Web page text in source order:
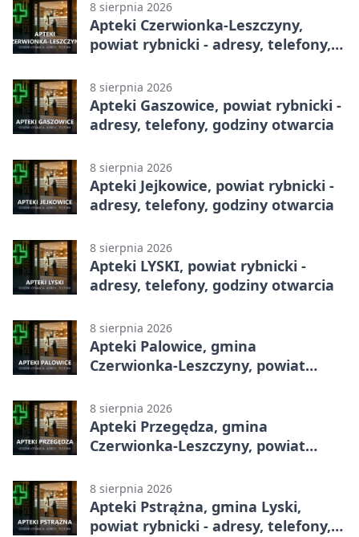
8 sierpnia 2026
Apteki Czerwionka-Leszczyny,
powiat rybnicki - adresy, telefony,
8 sierpnia 2026
Apteki Gaszowice, powiat rybnicki -
adresy, telefony, godziny otwarcia
8 sierpnia 2026
Apteki Jejkowice, powiat rybnicki -
adresy, telefony, godziny otwarcia
8 sierpnia 2026
Apteki LYSKI, powiat rybnicki -
adresy, telefony, godziny otwarcia
8 sierpnia 2026
Apteki Palowice, gmina
Czerwionka-Leszczyny, powiat
otwarcia
8 sierpnia 2026
Apteki Przegędza, gmina
Czerwionka-Leszczyny, powiat
otwarcia
8 sierpnia 2026
Apteki Pstrążna, gmina Lyski,
powiat rybnicki - adresy, telefony,